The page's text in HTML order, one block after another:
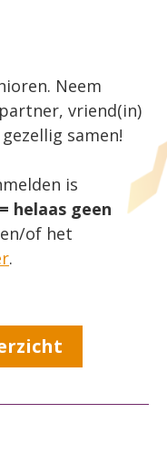
Neem
vriend(in)
samen!
is
helaas geen
of het
.